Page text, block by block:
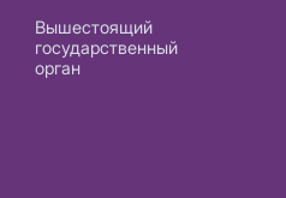
Вышестоящий
государственный
орган